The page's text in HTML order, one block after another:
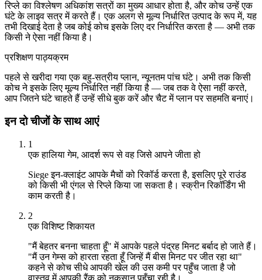
रिप्ले का विश्लेषण अधिकांश सत्रों का मुख्य आधार होता है, और कोच उन्हें एक
घंटे के लाइव सत्र में करते हैं। एक अलग से मूल्य निर्धारित उत्पाद के रूप में, यह
तभी दिखाई देता है जब कोई कोच इसके लिए दर निर्धारित करता है — अभी तक
किसी ने ऐसा नहीं किया है।
प्रशिक्षण पाठ्यक्रम
पहले से खरीदा गया एक बहु-सत्रीय प्लान, न्यूनतम पांच घंटे। अभी तक किसी
कोच ने इसके लिए मूल्य निर्धारित नहीं किया है — जब तक वे ऐसा नहीं करते,
आप जितने घंटे चाहते हैं उन्हें सीधे बुक करें और चैट में प्लान पर सहमति बनाएं।
इन दो चीजों के साथ आएं
1
एक हालिया गेम, आदर्श रूप से वह जिसे आपने जीता हो
Siege इन-क्लाइंट आपके मैचों को रिकॉर्ड करता है, इसलिए पूरे राउंड
को किसी भी एंगल से रिप्ले किया जा सकता है। स्क्रीन रिकॉर्डिंग भी
काम करती है।
2
एक विशिष्ट शिकायत
"मैं बेहतर बनना चाहता हूँ" में आपके पहले पंद्रह मिनट बर्बाद हो जाते हैं।
"मैं उन गेम्स को हारता रहता हूँ जिन्हें मैं बीस मिनट पर जीत रहा था"
कहने से कोच सीधे आपकी खेल की उस कमी पर पहुँच जाता है जो
वास्तव में आपकी रैंक को नुकसान पहुँचा रही है।